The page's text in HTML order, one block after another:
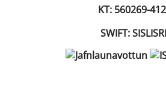
KT: 560269-
SWIFT: